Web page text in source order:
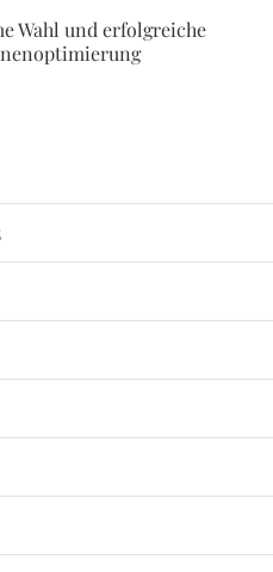
Wahl und erfolgreiche